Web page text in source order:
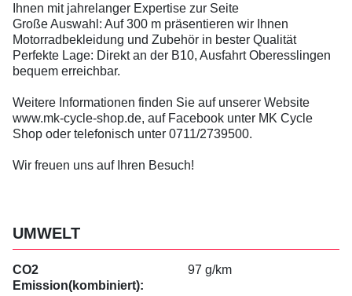
Ihnen mit jahrelanger Expertise zur Seite
Große Auswahl: Auf 300 m präsentieren wir Ihnen
Motorradbekleidung und Zubehör in bester Qualität
Perfekte Lage: Direkt an der B10, Ausfahrt Oberesslingen
bequem erreichbar.
Weitere Informationen finden Sie auf unserer Website
www.mk-cycle-shop.de, auf Facebook unter MK Cycle
Shop oder telefonisch unter 0711/2739500.
Wir freuen uns auf Ihren Besuch!
UMWELT
CO2
Emission(kombiniert):
97 g/km